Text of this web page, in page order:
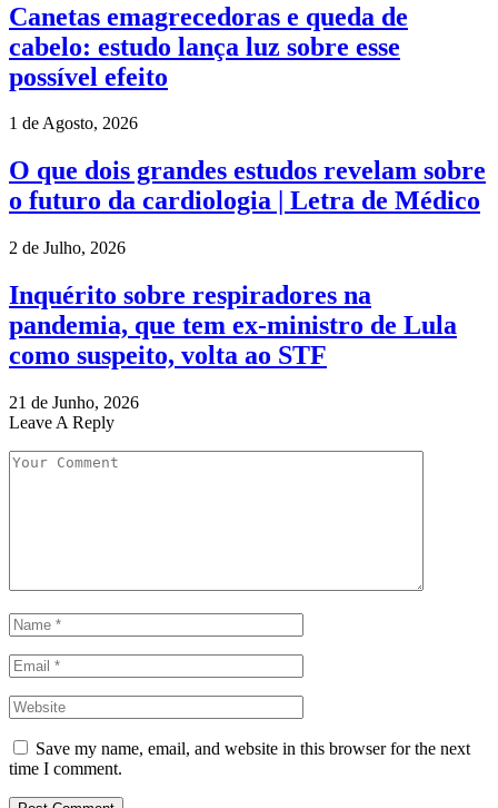
Canetas emagrecedoras e queda de
cabelo: estudo lança luz sobre esse
possível efeito
1 de Agosto, 2026
O que dois grandes estudos revelam sobre
o futuro da cardiologia | Letra de Médico
2 de Julho, 2026
Inquérito sobre respiradores na
pandemia, que tem ex-ministro de Lula
como suspeito, volta ao STF
21 de Junho, 2026
Leave A Reply
Save my name, email, and website in this browser for the next
time I comment.